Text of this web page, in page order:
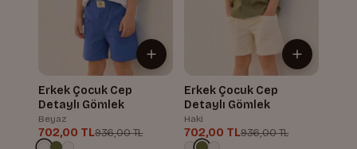
Erkek Çocuk Cep
Detaylı Gömlek
Beyaz
702,00 TL936,00 TL
Erkek Çocuk Cep
Detaylı Gömlek
Haki
702,00 TL936,00 TL